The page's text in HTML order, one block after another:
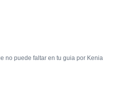
no puede faltar en tu guia por Kenia